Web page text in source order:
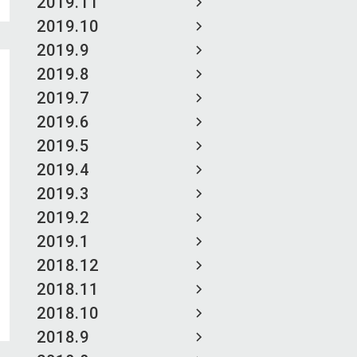
2019.10
2019.9
2019.8
2019.7
2019.6
2019.5
2019.4
2019.3
2019.2
2019.1
2018.12
2018.11
2018.10
2018.9